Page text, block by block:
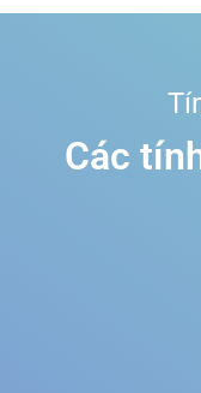
Các